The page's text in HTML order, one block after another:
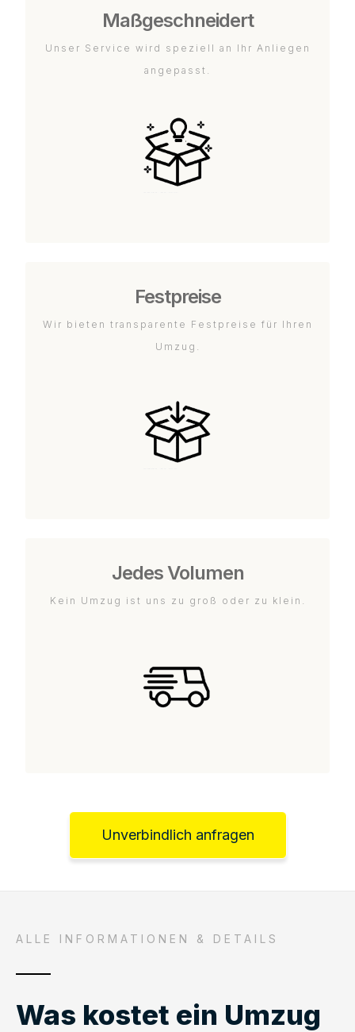
Maßgeschneidert
Unser Service wird speziell an Ihr Anliegen
angepasst.
Festpreise
Wir bieten transparente Festpreise für Ihren
Umzug.
Jedes Volumen
Kein Umzug ist uns zu groß oder zu klein.
Unverbindlich anfragen
ALLE INFORMATIONEN & DETAILS
Was kostet ein Umzug